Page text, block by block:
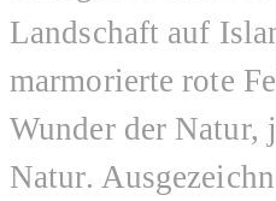
Landschaft auf
marmorierte rote
Wunder der Natur,
Natur.